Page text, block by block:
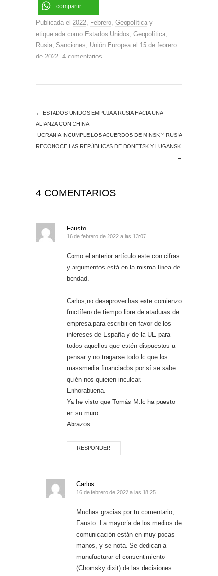
compartir
Publicada el 2022, Febrero, Geopolítica y
etiquetada como Estados Unidos, Geopolítica,
Rusia, Sanciones, Unión Europea el 15 de febrero
de 2022. 4 comentarios
← ESTADOS UNIDOS EMPUJA A RUSIA HACIA UNA
ALIANZA CON CHINA
UCRANIA INCUMPLE LOS ACUERDOS DE MINSK Y RUSIA
RECONOCE LAS REPÚBLICAS DE DONETSK Y LUGANSK
→
4 COMENTARIOS
Fausto
16 de febrero de 2022 a las 13:07
Como el anterior artículo este con cifras
y argumentos está en la misma línea de
bondad.
Carlos,no desaprovechas este comienzo
fructífero de tiempo libre de ataduras de
empresa,para escribir en favor de los
intereses de España y de la UE para
todos aquellos que estén dispuestos a
pensar y no tragarse todo lo que los
massmedia financiados por sí se sabe
quién nos quieren inculcar.
Enhorabuena.
Ya he visto que Tomás M.lo ha puesto
en su muro.
Abrazos
RESPONDER
Carlos
16 de febrero de 2022 a las 18:25
Muchas gracias por tu comentario,
Fausto. La mayoría de los medios de
comunicación están en muy pocas
manos, y se nota. Se dedican a
manufacturar el consentimiento
(Chomsky dixit) de las decisiones